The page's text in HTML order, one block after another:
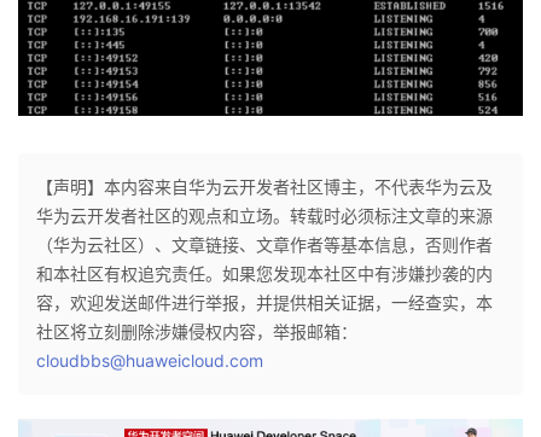
【声明】本内容来自华为云开发者社区博主，不代表华为云及
华为云开发者社区的观点和立场。转载时必须标注文章的来源
（华为云社区）、文章链接、文章作者等基本信息，否则作者
和本社区有权追究责任。如果您发现本社区中有涉嫌抄袭的内
容，欢迎发送邮件进行举报，并提供相关证据，一经查实，本
社区将立刻删除涉嫌侵权内容，举报邮箱：
cloudbbs@huaweicloud.com